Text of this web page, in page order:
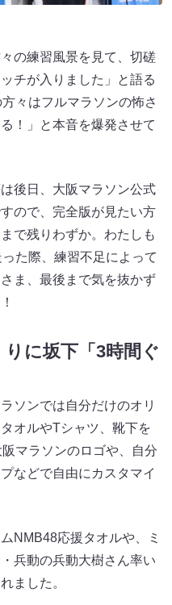
の練習風景を見て、切磋
チが入りました」と語る
々はフルマラソンの怖さ
！」と本音を爆発させて
後日、大阪マラソン公式
ので、完全版が見たい方
で残りわずか。わたしも
た際、練習不足によって
ま、最後まで気を抜かず
に坂下「3時間ぐ
ソンでは自分だけのオリ
オルやTシャツ、靴下を
マラソンのロゴや、自分
などで自由にカスタマイ
NMB48応援タオルや、ミ
兵動の兵動大樹さん率い
ました。